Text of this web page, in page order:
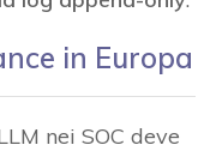
in Europa
nei SOC deve